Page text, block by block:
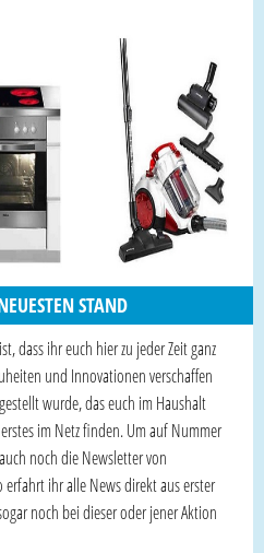
STAND
dass ihr euch hier zu jeder Zeit ganz
und Innovationen verschaffen
wurde, das euch im Haushalt
im Netz finden. Um auf Nummer
noch die Newsletter von
ihr alle News direkt aus erster
noch bei dieser oder jener Aktion